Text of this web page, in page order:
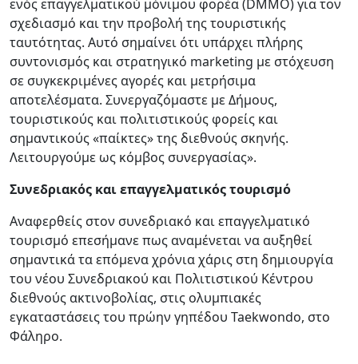
ενός επαγγελματικού μόνιμου φορέα (DMMO) για τον
σχεδιασμό και την προβολή της τουριστικής
ταυτότητας. Αυτό σημαίνει ότι υπάρχει πλήρης
συντονισμός και στρατηγικό marketing με στόχευση
σε συγκεκριμένες αγορές και μετρήσιμα
αποτελέσματα. Συνεργαζόμαστε με Δήμους,
τουριστικούς και πολιτιστικούς φορείς και
σημαντικούς «παίκτες» της διεθνούς σκηνής.
Λειτουργούμε ως κόμβος συνεργασίας».
Συνεδριακός και επαγγελματικός τουρισμό
Αναφερθείς στον συνεδριακό και επαγγελματικό
τουρισμό επεσήμανε πως αναμένεται να αυξηθεί
σημαντικά τα επόμενα χρόνια χάρις στη δημιουργία
του νέου Συνεδριακού και Πολιτιστικού Κέντρου
διεθνούς ακτινοβολίας, στις ολυμπιακές
εγκαταστάσεις του πρώην γηπέδου Taekwondo, στο
Φάληρο.